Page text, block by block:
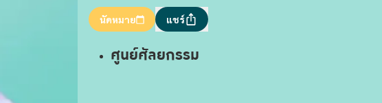
นัดหมาย แชร์
ศูนย์ศัลยกรรม